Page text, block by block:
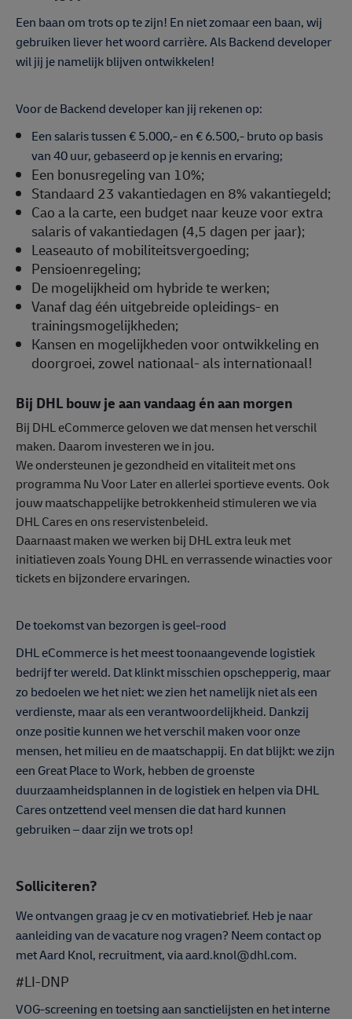
Een baan om trots op te zijn! En niet zomaar een baan, wij
gebruiken liever het woord carrière. Als Backend developer
wil jij je namelijk blijven ontwikkelen!
Voor de Backend developer kan jij rekenen op:
Een salaris tussen € 5.000,- en € 6.500,- bruto op basis
van 40 uur, gebaseerd op je kennis en ervaring;
Een bonusregeling van 10%;
Standaard 23 vakantiedagen en 8% vakantiegeld;
Cao a la carte, een budget naar keuze voor extra
salaris of vakantiedagen (4,5 dagen per jaar);
Leaseauto of mobiliteitsvergoeding;
Pensioenregeling;
De mogelijkheid om hybride te werken;
Vanaf dag één uitgebreide opleidings- en
trainingsmogelijkheden;
Kansen en mogelijkheden voor ontwikkeling en
doorgroei, zowel nationaal- als internationaal!
Bij DHL bouw je aan vandaag én aan morgen
Bij DHL eCommerce geloven we dat mensen het verschil
maken. Daarom investeren we in jou.
We ondersteunen je gezondheid en vitaliteit met ons
programma Nu Voor Later en allerlei sportieve events. Ook
jouw maatschappelijke betrokkenheid stimuleren we via
DHL Cares en ons reservistenbeleid.
Daarnaast maken we werken bij DHL extra leuk met
initiatieven zoals Young DHL en verrassende winacties voor
tickets en bijzondere ervaringen.
De toekomst van bezorgen is geel-rood
DHL eCommerce is het meest toonaangevende logistiek
bedrijf ter wereld. Dat klinkt misschien opschepperig, maar
zo bedoelen we het niet: we zien het namelijk niet als een
verdienste, maar als een verantwoordelijkheid. Dankzij
onze positie kunnen we het verschil maken voor onze
mensen, het milieu en de maatschappij. En dat blijkt: we zijn
een Great Place to Work, hebben de groenste
duurzaamheidsplannen in de logistiek en helpen via DHL
Cares ontzettend veel mensen die dat hard kunnen
gebruiken – daar zijn we trots op!
Solliciteren?
We ontvangen graag je cv en motivatiebrief. Heb je naar
aanleiding van de vacature nog vragen? Neem contact op
met Aard Knol, recruitment, via aard.knol@dhl.com.
#LI-DNP
VOG-screening en toetsing aan sanctielijsten en het interne